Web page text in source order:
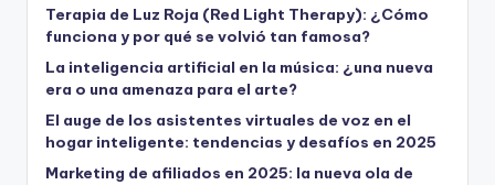
Terapia de Luz Roja (Red Light Therapy): ¿Cómo
funciona y por qué se volvió tan famosa?
La inteligencia artificial en la música: ¿una nueva
era o una amenaza para el arte?
El auge de los asistentes virtuales de voz en el
hogar inteligente: tendencias y desafíos en 2025
Marketing de afiliados en 2025: la nueva ola de